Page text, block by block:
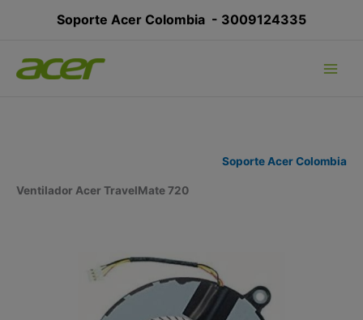
Soporte Acer Colombia - 3009124335
Soporte Acer Colombia
Ventilador Acer TravelMate 720